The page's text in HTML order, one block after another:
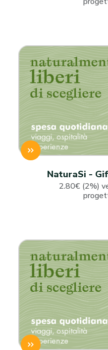
NaturaSi -
2.80€ (2%)